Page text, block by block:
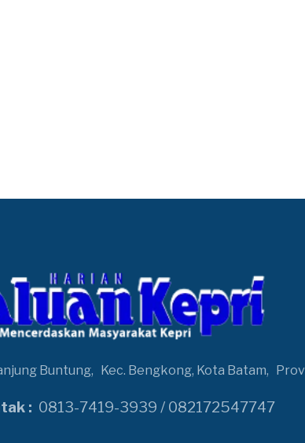
Buntung, Kec. Bengkong, Kota Batam,
: 0813-7419-3939 / 082172547747